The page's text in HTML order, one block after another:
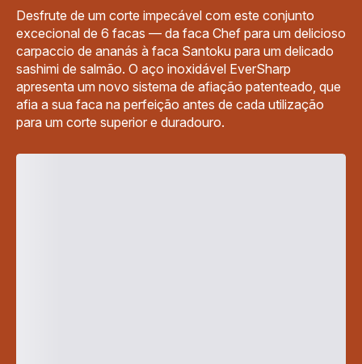
Desfrute de um corte impecável com este conjunto
excecional de 6 facas — da faca Chef para um delicioso
carpaccio de ananás à faca Santoku para um delicado
sashimi de salmão. O aço inoxidável EverSharp
apresenta um novo sistema de afiação patenteado, que
afia a sua faca na perfeição antes de cada utilização
para um corte superior e duradouro.